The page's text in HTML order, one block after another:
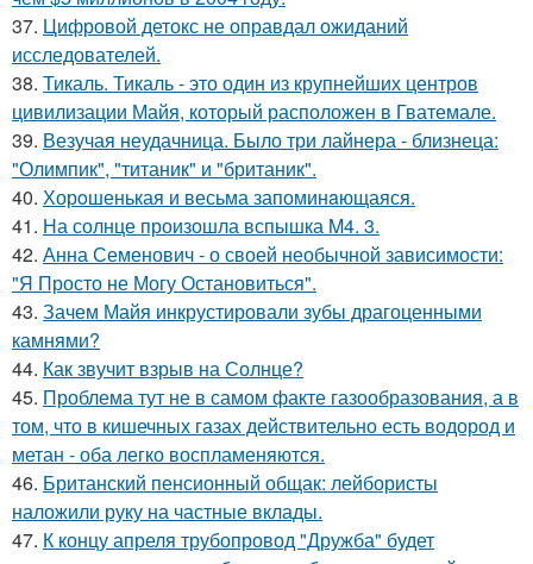
37. Цифровой детокс не оправдал ожиданий
исследователей.
38. Тикаль. Тикаль - это один из крупнейших центров
цивилизации Майя, который расположен в Гватемале.
39. Везучая неудачница. Было три лайнера - близнеца:
"Олимпик", "титаник" и "британик".
40. Хорoшенькая и весьма запоминaющаяся.
41. На солнце произошла вспышка M4. 3.
42. Анна Семенович - о своей необычной зависимости:
"Я Просто не Могу Остановиться".
43. Зачем Майя инкрустировали зубы драгоценными
камнями?
44. Как звучит взрыв на Солнце?
45. Проблема тут не в самом факте газообразования, а в
том, что в кишечных газах действительно есть водород и
метан - оба легко воспламеняются.
46. Британский пенсионный общак: лейбористы
наложили руку на частные вклады.
47. К концу апреля трубопровод "Дружба" будет